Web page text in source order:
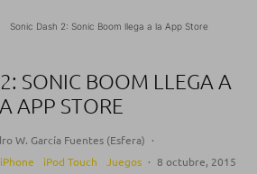
Sonic Dash 2: Sonic Boom llega a la App Store
SONIC BOOM LLEGA A
APP STORE
W. García Fuentes (Esfera) ·
iPhone iPod Touch Juegos · 8 octubre, 2015